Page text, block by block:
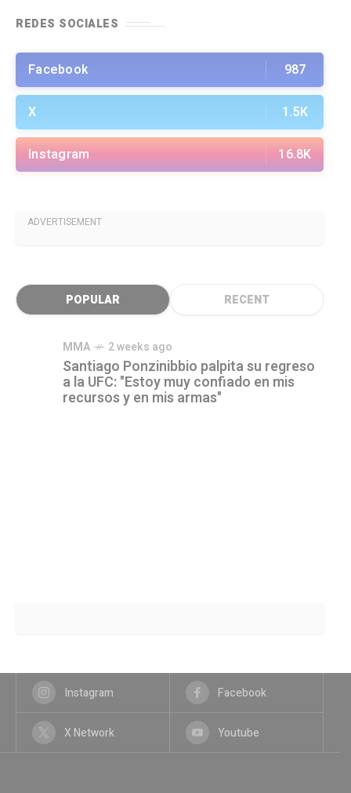
REDES SOCIALES
Facebook 987
X 1.5K
Instagram 16.8K
ADVERTISEMENT
POPULAR RECENT
MMA 2 weeks ago
Santiago Ponzinibbio palpita su regreso
a la UFC: "Estoy muy confiado en mis
recursos y en mis armas"
Instagram Facebook
X Network Youtube